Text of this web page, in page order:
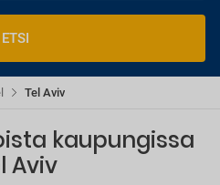
ETSI
Tel Aviv
kaupungissa
Aviv